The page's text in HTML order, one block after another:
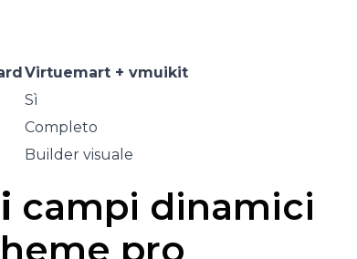
Virtuemart + vmuikit
Sì
Completo
Builder visuale
campi dinamici
pro